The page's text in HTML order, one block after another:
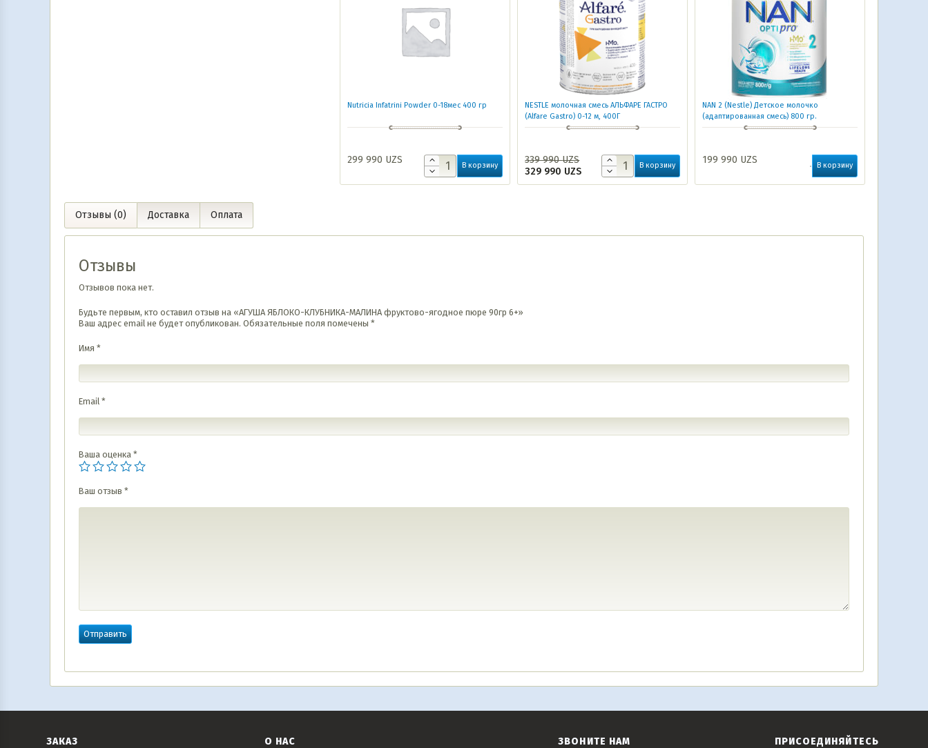
Nutricia Infatrini Powder 0-18мес 400 гр
299 990 UZS В корзину
NESTLE молочная смесь АЛЬФАРЕ ГАСТРО
(Alfare Gastro) 0-12 м, 400Г
339 990UZS
329 990 UZS
В корзину
NAN 2 (Nestle) Детское молочко
(адаптированная смесь) 800 гр.
199 990 UZS В корзину
Отзывы (0) Доставка Оплата
Отзывы
Отзывов пока нет.
Будьте первым, кто оставил отзыв на «АГУША ЯБЛОКО-КЛУБНИКА-МАЛИНА фруктово-ягодное пюре 90гр 6+»
Ваш адрес email не будет опубликован. Обязательные поля помечены *
Имя *
Email *
Ваша оценка *
Ваш отзыв *
ЗАКАЗ О НАС ЗВОНИТЕ НАМ ПРИСОЕДИНЯЙТЕСЬ